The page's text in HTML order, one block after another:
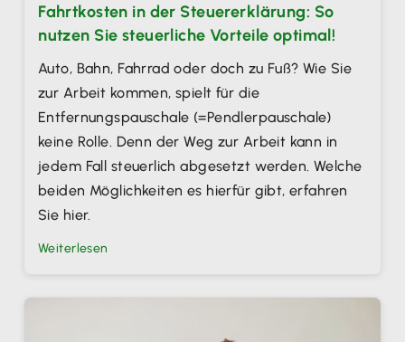
Fahrtkosten in der Steuererklärung: So
nutzen Sie steuerliche Vorteile optimal!
Auto, Bahn, Fahrrad oder doch zu Fuß? Wie Sie
zur Arbeit kommen, spielt für die
Entfernungspauschale (=Pendlerpauschale)
keine Rolle. Denn der Weg zur Arbeit kann in
jedem Fall steuerlich abgesetzt werden. Welche
beiden Möglichkeiten es hierfür gibt, erfahren
Sie hier.
Weiterlesen